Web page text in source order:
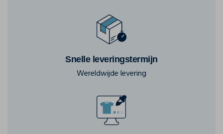
Snelle leveringstermijn
Wereldwijde levering